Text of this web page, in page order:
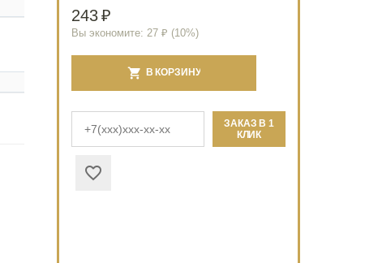
243₽
Вы экономите: 27 ₽ (10%)
В КОРЗИНУ
ЗАКАЗ В 1
КЛИК